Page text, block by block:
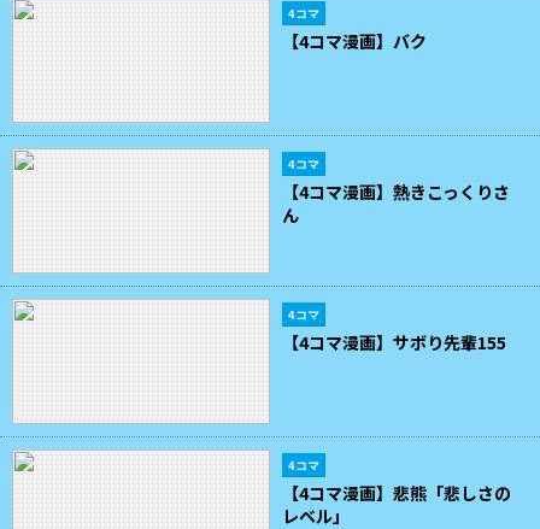
4コマ
【4コマ漫画】バク
4コマ
【4コマ漫画】熱きこっくりさ
ん
4コマ
【4コマ漫画】サボり先輩155
4コマ
【4コマ漫画】悲熊「悲しさの
レベル」